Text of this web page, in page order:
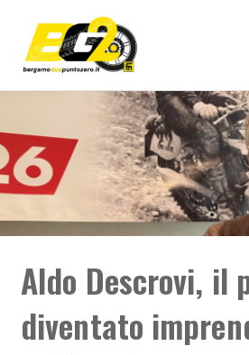
Aldo Descrovi, il
diventato